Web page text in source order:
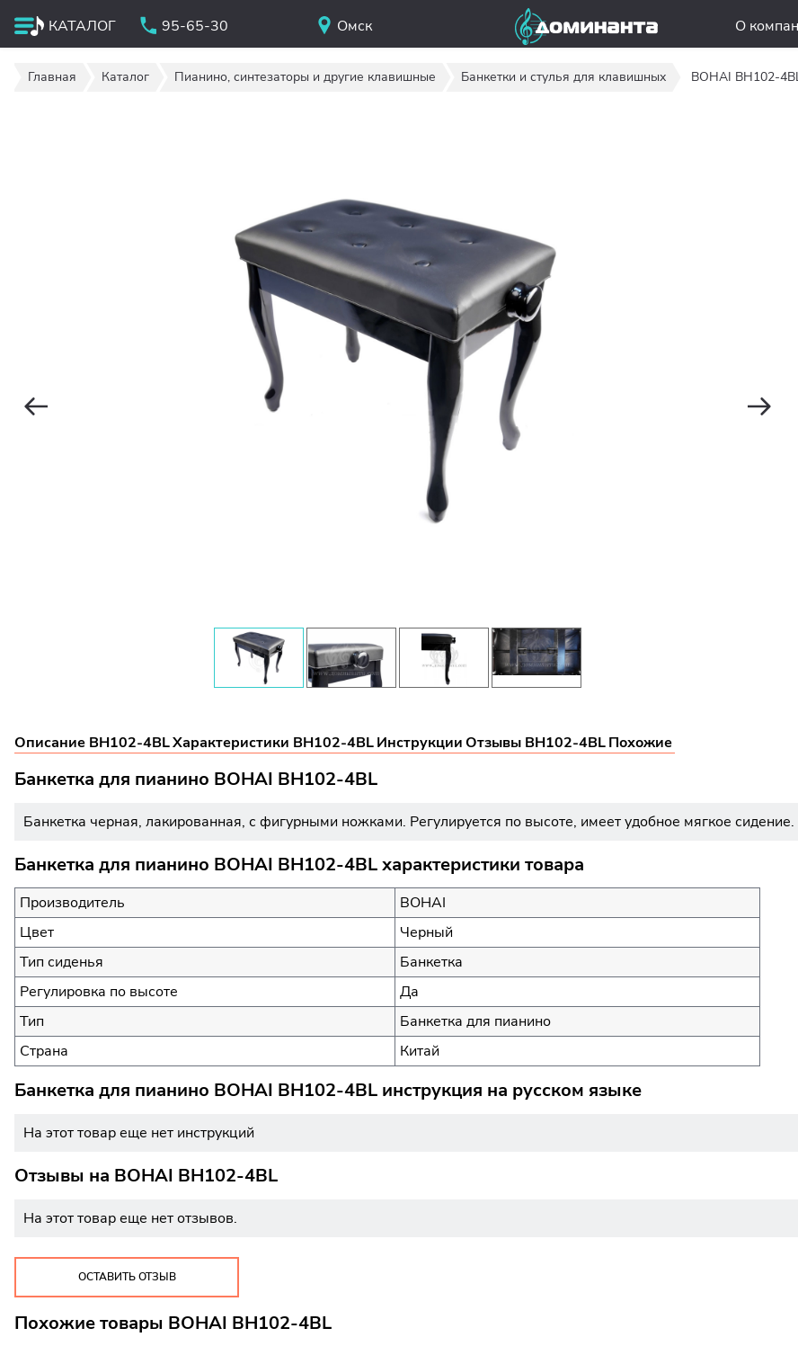
КАТАЛОГ 95-65-30 Омск О
Главная Каталог Пианино, синтезаторы и другие клавишные Банкетки и стулья для клавишных BOHAI BH102-
Описание BH102-4BLХарактеристики BH102-4BLИнструкцииОтзывы BH102-4BLПохожие
Банкетка для пианино BOHAI BH102-4BL
Банкетка черная, лакированная, с фигурными ножками. Регулируется по высоте, имеет удобное мягкое сидение.
Банкетка для пианино BOHAI BH102-4BL характеристики товара
Производитель
BOHAI
Цвет
Черный
Тип сиденья
Банкетка
Регулировка по высоте
Да
Тип
Банкетка для пианино
Страна
Китай
Банкетка для пианино BOHAI BH102-4BL инструкция на русском языке
На этот товар еще нет инструкций
Отзывы на BOHAI BH102-4BL
На этот товар еще нет отзывов.
ОСТАВИТЬ ОТЗЫВ
Похожие товары BOHAI BH102-4BL